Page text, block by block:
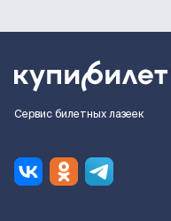
Сервис билетных лазеек